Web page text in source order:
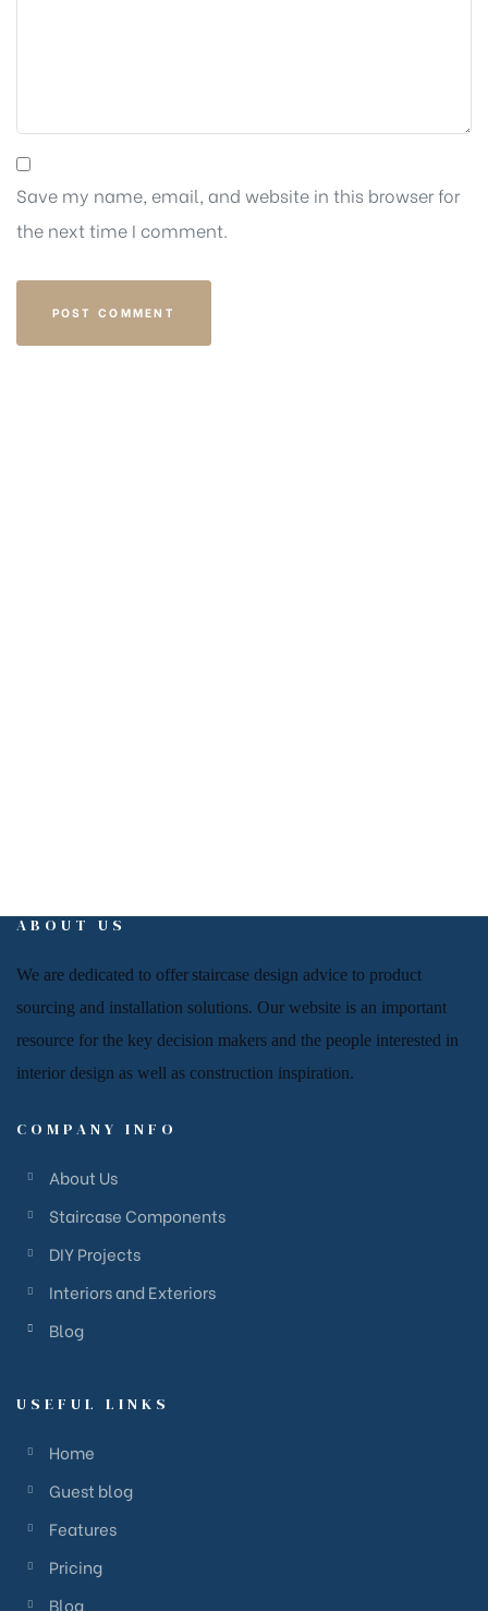
Save my name, email, and website in this browser for
the next time I comment.
ABOUT US
We are dedicated to offerstaircase design advice to product
sourcing and installation solutions. Our website is an important
resource for the key decision makers and the people interested in
interior design as well as construction inspiration.
COMPANY INFO
About Us
Staircase Components
DIY Projects
Interiors and Exteriors
Blog
USEFUL LINKS
Home
Guest blog
Features
Pricing
Blog